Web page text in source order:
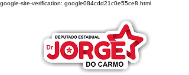
google-site-verification: google084cdd21c0e55ce8.html